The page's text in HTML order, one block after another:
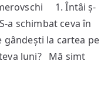
1. Întâi ș-
a schimbat ceva în
gândești la cartea pe
luni? Mă simt